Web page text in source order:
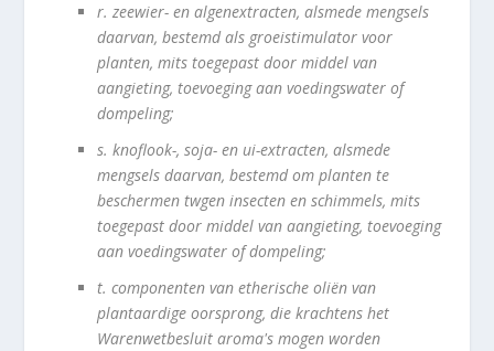
r.zeewier- en algenextracten, alsmede mengsels
daarvan, bestemd als groeistimulator voor
planten, mits toegepast door middel van
aangieting, toevoeging aan voedingswater of
dompeling;
s.knoflook-, soja- en ui-extracten, alsmede
mengsels daarvan, bestemd om planten te
beschermen twgen insecten en schimmels, mits
toegepast door middel van aangieting, toevoeging
aan voedingswater of dompeling;
t.componenten van etherische oliën van
plantaardige oorsprong, die krachtens het
Warenwetbesluit aroma's mogen worden